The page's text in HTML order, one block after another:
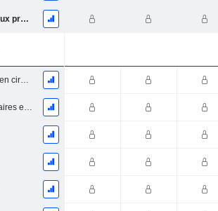
Total du passif et des capitaux propres
ECS Nombre total d'actions en circulation à la date de dépôt
ECS Total des actions ordinaires en circulation